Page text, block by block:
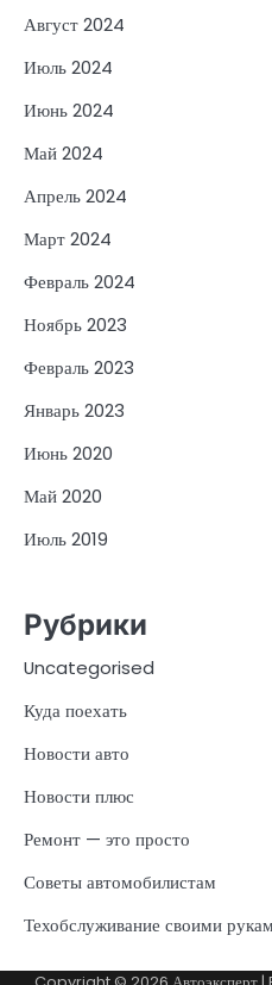
Август 2024
Июль 2024
Июнь 2024
Май 2024
Апрель 2024
Март 2024
Февраль 2024
Ноябрь 2023
Февраль 2023
Январь 2023
Июнь 2020
Май 2020
Июль 2019
Рубрики
Uncategorised
Куда поехать
Новости авто
Новости плюс
Ремонт — это просто
Советы автомобилистам
Техобслуживание своими